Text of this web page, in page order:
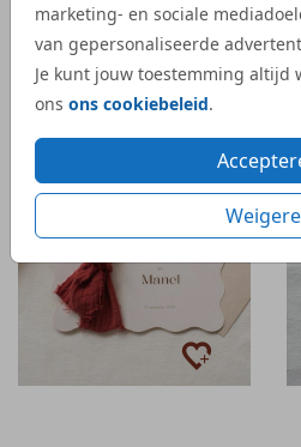
marketing- en sociale
van gepersonaliseerde
Je kunt jouw toestemming altijd
ons ons cookiebeleid.
LUIKVOUW